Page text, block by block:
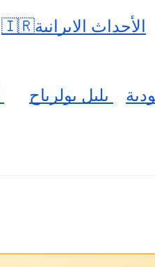
الأحداث الايرانية🇮🇷
بليل بولرباح